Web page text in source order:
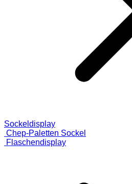
Sockeldisplay
Chep-Paletten Sockel
Flaschendisplay